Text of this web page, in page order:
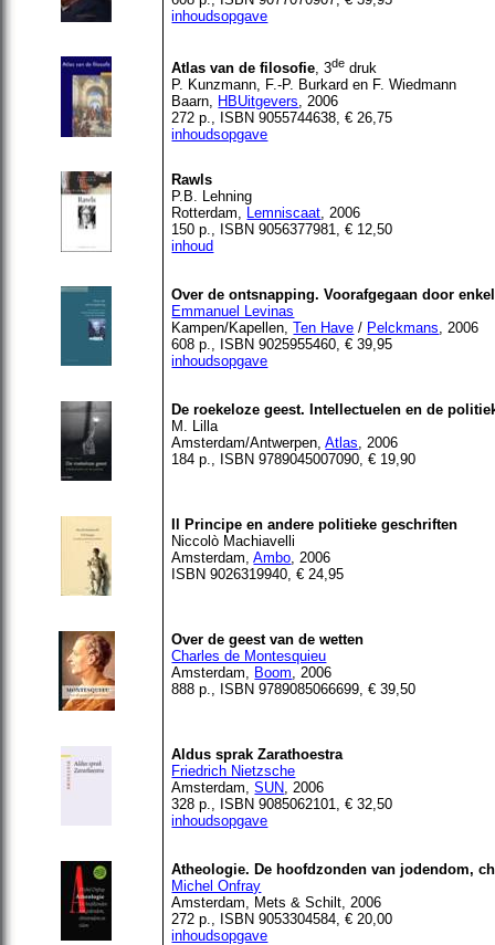
inhoudsopgave
Atlas van de filosofie, 3de druk
P. Kunzmann, F.-P. Burkard en F. Wiedmann
Baarn, HBUitgevers, 2006
272 p., ISBN 9055744638, € 26,75
inhoudsopgave
Rawls
P.B. Lehning
Rotterdam, Lemniscaat, 2006
150 p., ISBN 9056377981, € 12,50
inhoud
Over de ontsnapping. Voorafgegaan door
Emmanuel Levinas
Kampen/Kapellen,Ten Have / Pelckmans, 2006
608 p., ISBN 9025955460, € 39,95
inhoudsopgave
De roekeloze geest. Intellectuelen en de
M. Lilla
Amsterdam/Antwerpen,Atlas, 2006
184 p., ISBN 9789045007090, € 19,90
Il Principe en andere politieke geschriften
Niccolò Machiavelli
Amsterdam,Ambo, 2006
ISBN 9026319940, € 24,95
Over de geest van de wetten
Charles de Montesquieu
Amsterdam, Boom, 2006
888 p., ISBN 9789085066699, € 39,50
Aldus sprak Zarathoestra
Friedrich Nietzsche
Amsterdam,SUN, 2006
328 p., ISBN 9085062101, € 32,50
inhoudsopgave
Atheologie. De hoofdzonden van jodendom,
Michel Onfray
Amsterdam, Mets & Schilt, 2006
272 p., ISBN 9053304584, € 20,00
inhoudsopgave